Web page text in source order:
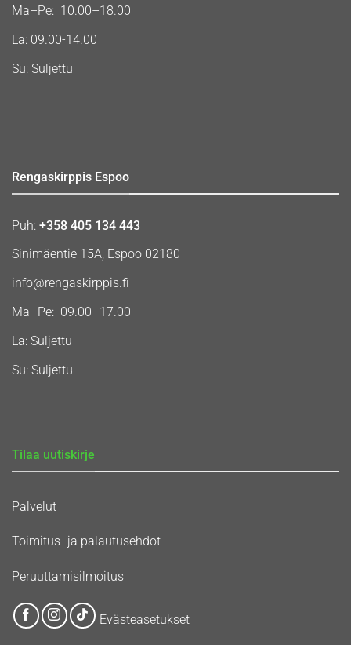
Ma–Pe: 10.00–18.00
La: 09.00-14.00
Su: Suljettu
Rengaskirppis Espoo
Puh: +358 405 134 443
Sinimäentie 15A, Espoo 02180
info@rengaskirppis.fi
Ma–Pe: 09.00–17.00
La: Suljettu
Su: Suljettu
Tilaa uutiskirje
Palvelut
Toimitus- ja palautusehdot
Peruuttamisilmoitus
Evästeasetukset